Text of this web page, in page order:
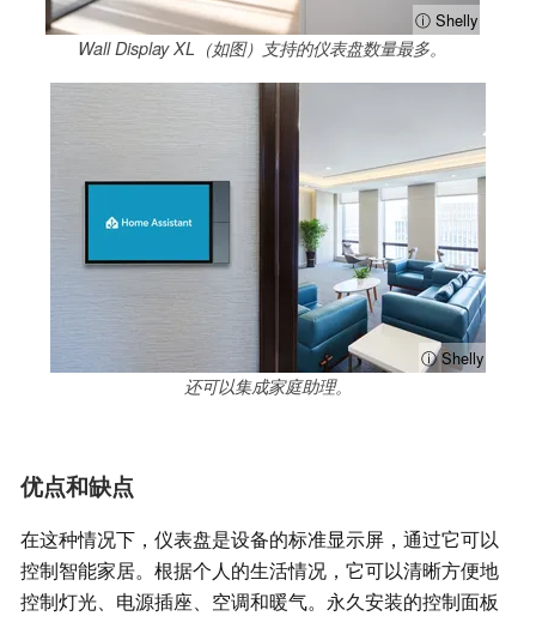
ⓘ Shelly
Wall Display XL（如图）支持的仪表盘数量最多。
ⓘ Shelly
还可以集成家庭助理。
优点和缺点
在这种情况下，仪表盘是设备的标准显示屏，通过它可以
控制智能家居。根据个人的生活情况，它可以清晰方便地
控制灯光、电源插座、空调和暖气。永久安装的控制面板